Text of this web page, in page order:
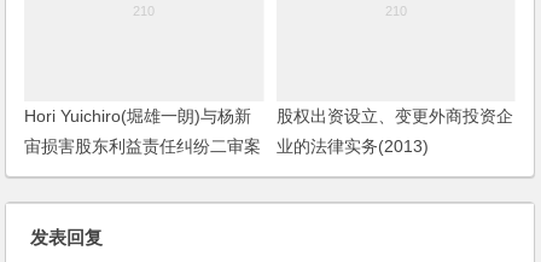
Hori Yuichiro(堀雄一朗)与杨新
宙损害股东利益责任纠纷二审案
件二审民事判决书
股权出资设立、变更外商投资企
业的法律实务(2013)
发表回复